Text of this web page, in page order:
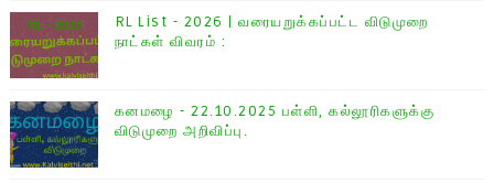
RL List - 2026 | வரையறுக்கப்பட்ட விடுமுறை
நாட்கள் விவரம் :
கனமழை - 22.10.2025 பள்ளி, கல்லூரிகளுக்கு
விடுமுறை அறிவிப்பு.